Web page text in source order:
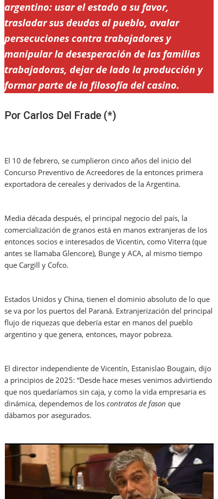
argentino: usar el estado a su favor,
trasladar sus deudas al pueblo, avalar
persecuciones contra trabajadores y
manipular la desesperación de las familias
trabajadoras, dejar de lado la producción y
formar parte de la filosofía del casino.
Por Carlos Del Frade (*)
El 10 de febrero, se cumplieron cinco años del inicio del
Concurso Preventivo de Acreedores de la entonces primera
exportadora de cereales y derivados de la Argentina.
Media década después, el principal negocio del país, la
comercialización de granos está en manos extranjeras de los
entonces socios e interesados de Vicentin, como Viterra (que
antes se llamaba Glencore), Bunge y ACA, al mismo tiempo
que Cargill y Cofco.
Estados Unidos y China, tienen el dominio absoluto de lo que
se va por los puertos del Paraná. Extranjerización del principal
flujo de riquezas que debería estar en manos del pueblo
argentino y que genera, entonces, mayor pobreza.
El director independiente de Vicentín, Estanislao Bougain, dijo
a principios de 2025: “Desde hace meses venimos advirtiendo
que nos quedaríamos sin caja, y como la vida empresaria es
dinámica, dependemos de loscontratos de fason que
dábamos por asegurados.